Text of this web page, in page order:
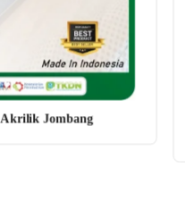
Jombang